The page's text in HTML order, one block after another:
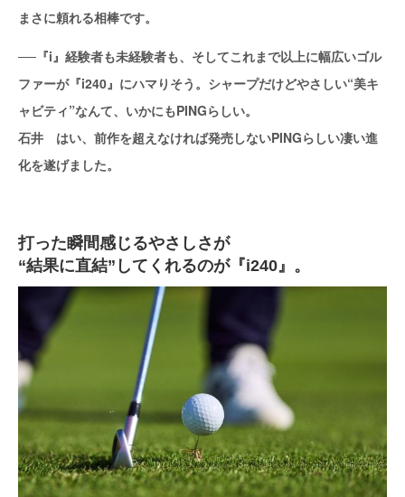
まさに頼れる相棒です。
──『i』経験者も未経験者も、そしてこれまで以上に幅広いゴル
ファーが『i240』にハマりそう。シャープだけどやさしい“美キ
ャビティ”なんて、いかにもPINGらしい。
石井 はい、前作を超えなければ発売しないPINGらしい凄い進
化を遂げました。
打った瞬間感じるやさしさが
“結果に直結”してくれるのが『i240』。